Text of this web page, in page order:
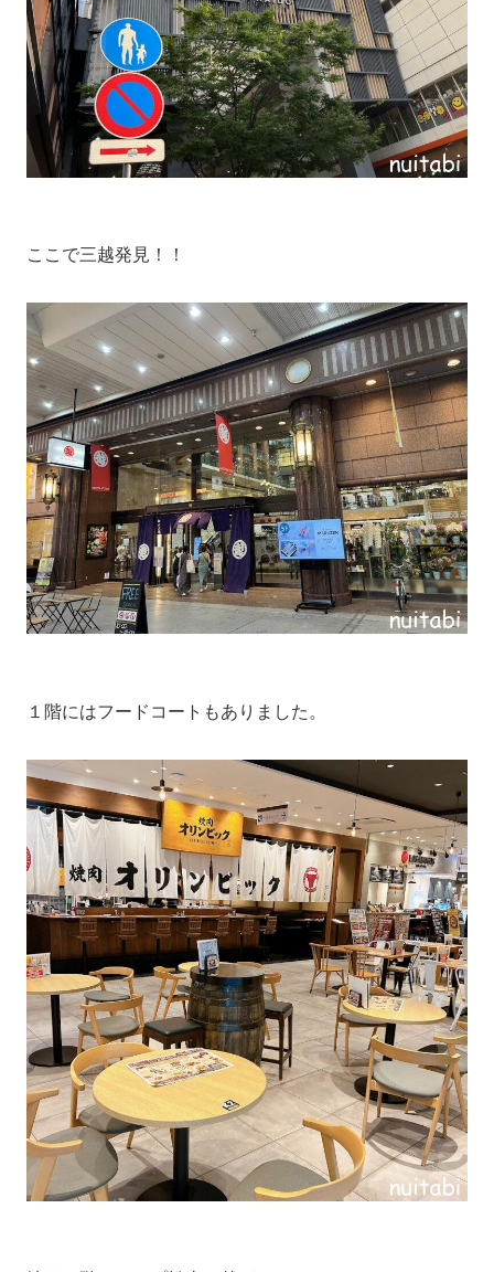
ここで三越発見！！
１階にはフードコートもありました。